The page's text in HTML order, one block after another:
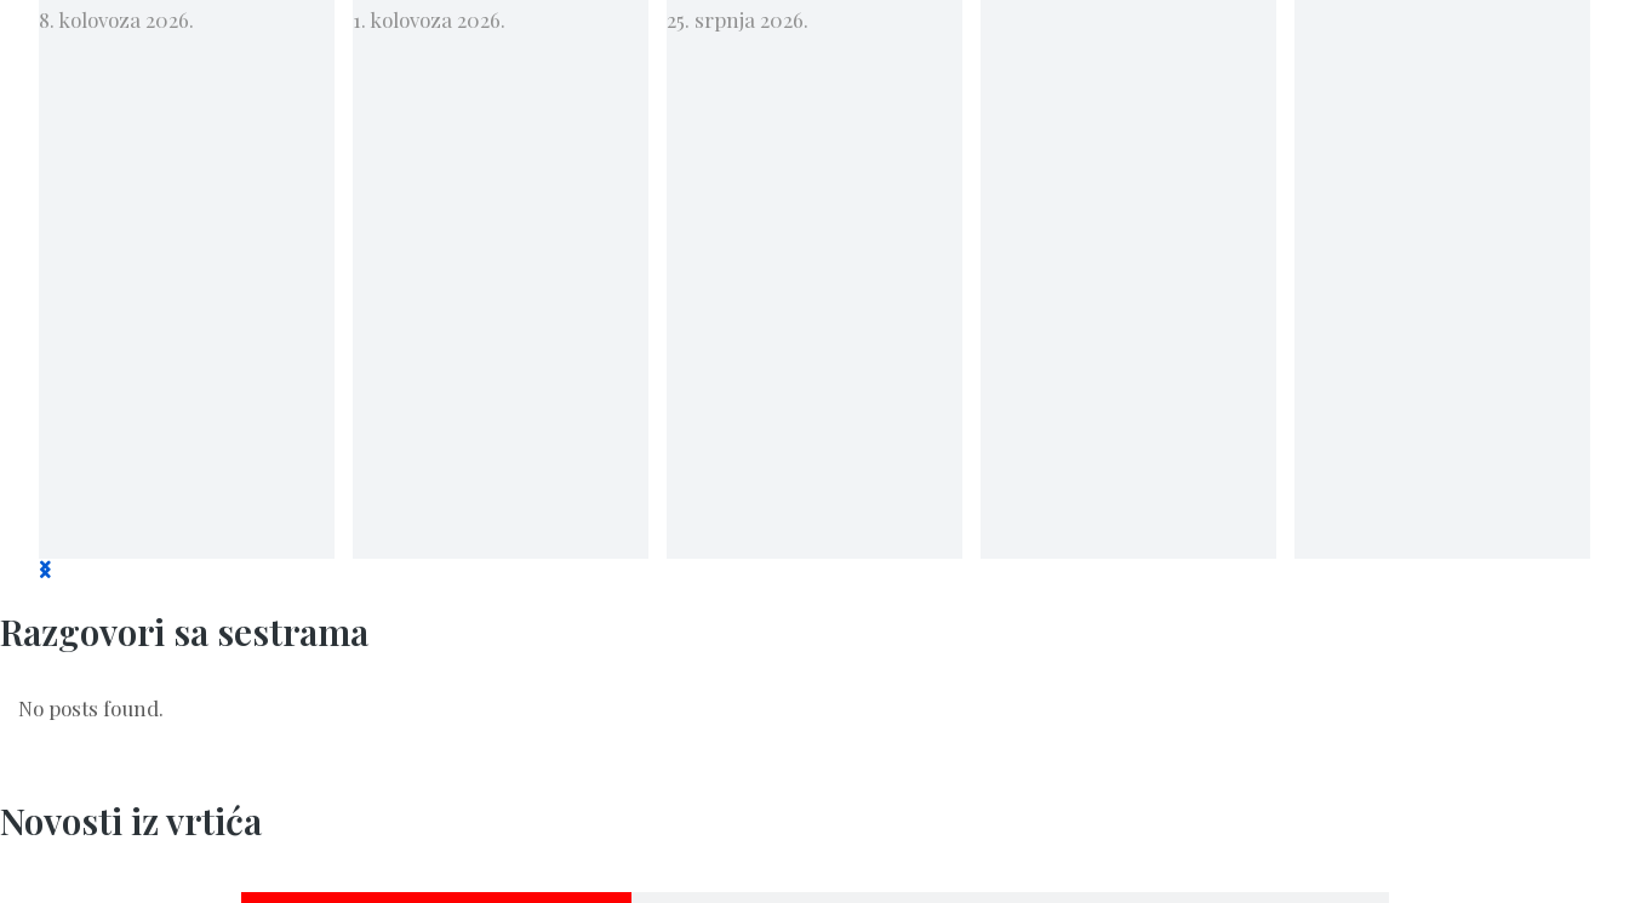
8. kolovoza 2026. 1. kolovoza 2026. 25. srpnja 2026.
Razgovori sa sestrama
No posts found.
Novosti iz vrtića